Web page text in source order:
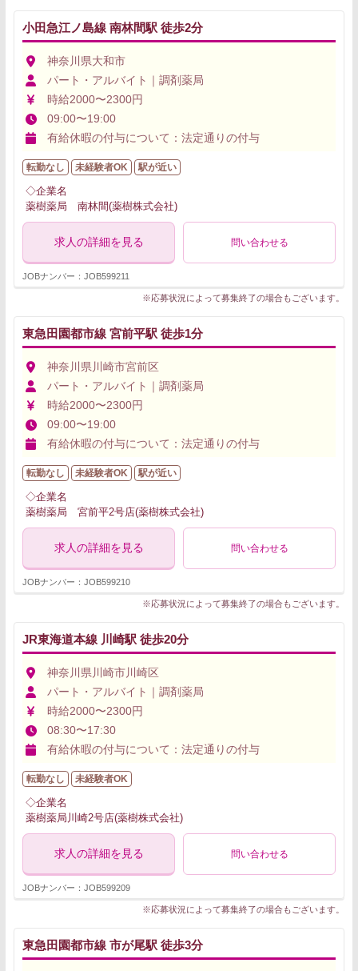
小田急江ノ島線 南林間駅 徒歩2分
神奈川県大和市
パート・アルバイト｜調剤薬局
時給2000〜2300円
09:00〜19:00
有給休暇の付与について：法定通りの付与
転勤なし 未経験者OK 駅が近い
◇企業名
薬樹薬局 南林間(薬樹株式会社)
求人の詳細を見る 問い合わせる
JOBナンバー：JOB599211
※応募状況によって募集終了の場合もございます。
東急田園都市線 宮前平駅 徒歩1分
神奈川県川崎市宮前区
パート・アルバイト｜調剤薬局
時給2000〜2300円
09:00〜19:00
有給休暇の付与について：法定通りの付与
転勤なし 未経験者OK 駅が近い
◇企業名
薬樹薬局 宮前平2号店(薬樹株式会社)
求人の詳細を見る 問い合わせる
JOBナンバー：JOB599210
※応募状況によって募集終了の場合もございます。
JR東海道本線 川崎駅 徒歩20分
神奈川県川崎市川崎区
パート・アルバイト｜調剤薬局
時給2000〜2300円
08:30〜17:30
有給休暇の付与について：法定通りの付与
転勤なし 未経験者OK
◇企業名
薬樹薬局川崎2号店(薬樹株式会社)
求人の詳細を見る 問い合わせる
JOBナンバー：JOB599209
※応募状況によって募集終了の場合もございます。
東急田園都市線 市が尾駅 徒歩3分